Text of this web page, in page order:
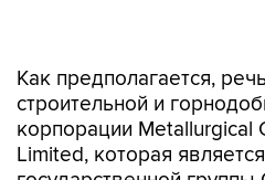
корпорации Metallurgical
Limited, которая
государственной
Group Corporation.